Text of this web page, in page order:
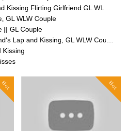
Flirting Girlfriend GL WLW Couple
GL WLW Couple
|| GL Couple
Lap and Kissing, GL WLW Couple
Kissing
Hot Hot